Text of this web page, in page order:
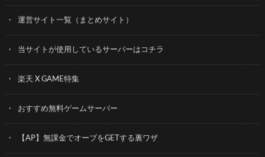
運営サイト一覧（まとめサイト）
当サイトが使用しているサーバーはコチラ
楽天 X GAME特集
おすすめ無料ゲームサーバー
【AP】無課金でオーブをGETする裏ワザ